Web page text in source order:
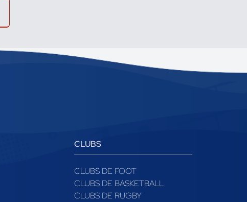
CLUBS
CLUBS DE FOOT
CLUBS DE BASKETBALL
CLUBS DE RUGBY